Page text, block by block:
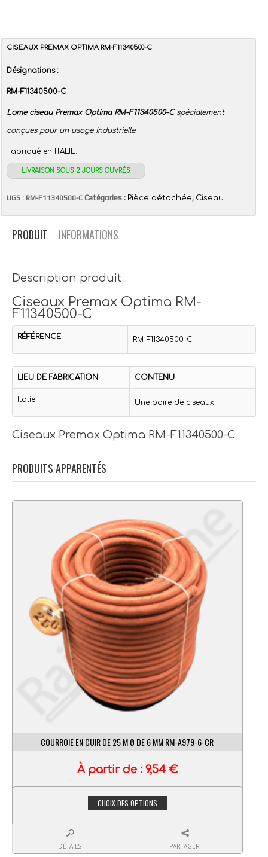
CISEAUX PREMAX OPTIMA RM-F11340500-C
Désignations :
RM-F11340500-C
Lame ciseau Premax Optima RM-F11340500-Cspécialement
conçues pour un usage industrielle.
Fabriqué en ITALIE.
LIVRAISON SOUS 2 JOURS OUVRÉS
UGS : RM-F11340500-C Catégories : Pièce détachée, Ciseau
PRODUIT INFORMATIONS
Description produit
Ciseaux Premax Optima RM-
F11340500-C
RÉFÉRENCE RM-F11340500-C
LIEU DE FABRICATION CONTENU
Italie Une paire de ciseaux
Ciseaux Premax Optima RM-F11340500-C
PRODUITS APPARENTÉS
COURROIE EN CUIR DE 25 M Ø DE 6 MM RM-A979-6-CR
À partir de : 9,54 €
CHOIX DES OPTIONS
DÉTAILS PARTAGER